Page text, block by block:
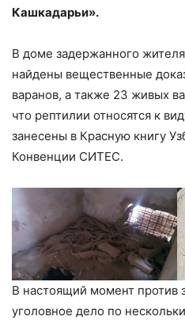
Кашкадарьи».
В доме задержанного
найдены вещественные
варанов, а также 23 живых
что рептилии относятся к
занесены в Красную книгу
Конвенции СИТЕС.
В настоящий момент против
уголовное дело по